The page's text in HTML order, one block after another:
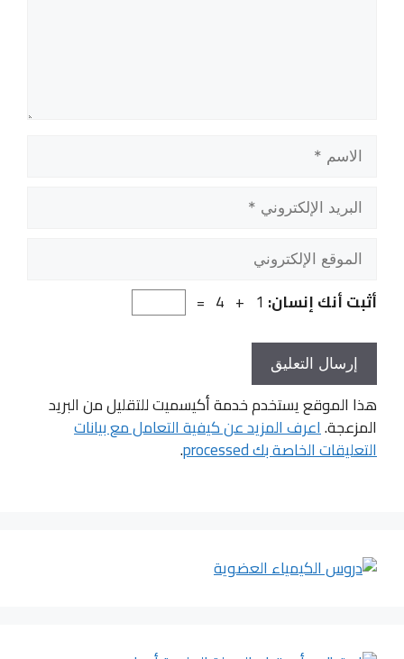
الاسم
البريد
الإلكتروني
الموقع
الإلكتروني
أثبت أنك إنسان: 1 + 4 =
هذا الموقع يستخدم خدمة أكيسميت للتقليل من البريد
المزعجة.اعرف المزيد عن كيفية التعامل مع بيانات
التعليقات الخاصة بك processed .